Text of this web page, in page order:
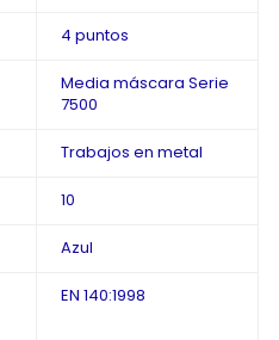
4 puntos
Media máscara Serie
7500
Trabajos en metal
10
Azul
EN 140:1998